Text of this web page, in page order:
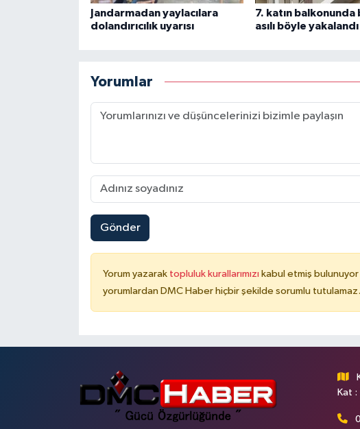
Jandarmadan yaylacılara
dolandırıcılık uyarısı
7. katın balkonunda
asılı böyle yakalandı
Yorumlar
Gönder
Yorum yazarak topluluk kurallarımızı kabul etmiş
yorumlardan DMC Haber hiçbir şekilde sorumlu tutulamaz.
Kat :